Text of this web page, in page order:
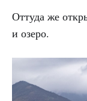
Оттуда же
и озеро.